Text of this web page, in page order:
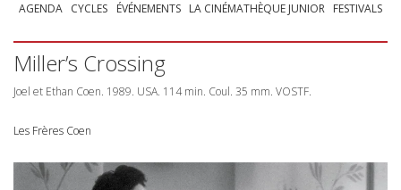
AGENDA CYCLES ÉVÉNEMENTS LA CINÉMATHÈQUE JUNIOR FESTIVALS
Miller’s Crossing
Joel et Ethan Coen. 1989. USA. 114 min. Coul. 35 mm. VOSTF.
Les Frères Coen